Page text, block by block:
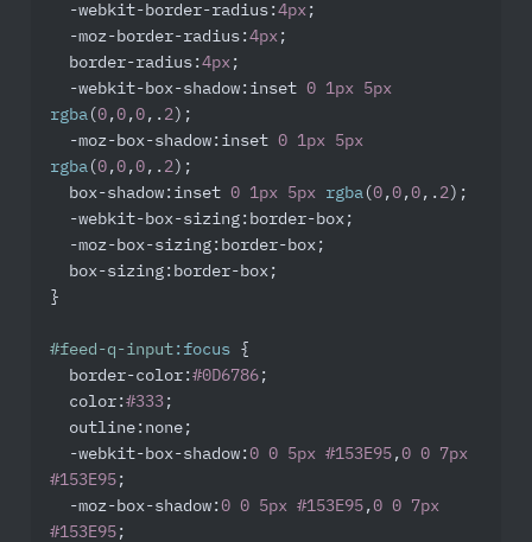
-webkit-border-radius :4px ;
-moz-border-radius :4px ;
border-radius :4px ;
-webkit-box-shadow :inset 0 1px
5px
rgba (0 ,0 ,0 ,. 2 );
-moz-box-shadow :inset 0 1px
5px
rgba (0 ,0 ,0 ,. 2 );
box-shadow :inset 0 1px 5px rgba (0 ,0 ,0 ,. 2 );
-webkit-box-sizing :border-box;
-moz-box-sizing :border-box;
box-sizing :border-box;
}
#feed-q-input :focus {
border-color :#0D6786 ;
color :#333 ;
outline :none;
-webkit-box-shadow :0 0 5px #153E95 ,0 0
7px
#153E95 ;
-moz-box-shadow :0 0 5px #153E95 ,0 0
7px
#153E95 ;